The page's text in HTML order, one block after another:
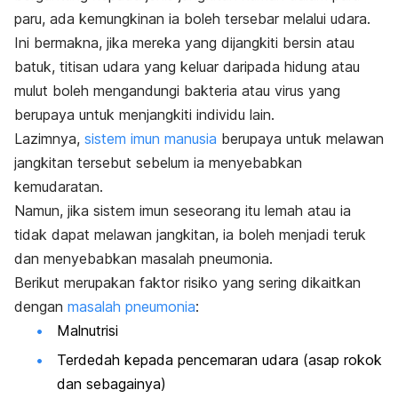
paru, ada kemungkinan ia boleh tersebar melalui udara.
Ini bermakna, jika mereka yang dijangkiti bersin atau
batuk, titisan udara yang keluar daripada hidung atau
mulut boleh mengandungi bakteria atau virus yang
berupaya untuk menjangkiti individu lain.
Lazimnya, sistem imun manusia berupaya untuk melawan
jangkitan tersebut sebelum ia menyebabkan
kemudaratan.
Namun, jika sistem imun seseorang itu lemah atau ia
tidak dapat melawan jangkitan, ia boleh menjadi teruk
dan menyebabkan masalah pneumonia.
Berikut merupakan faktor risiko yang sering dikaitkan
dengan masalah pneumonia:
Malnutrisi
Terdedah kepada pencemaran udara (asap rokok
dan sebagainya)